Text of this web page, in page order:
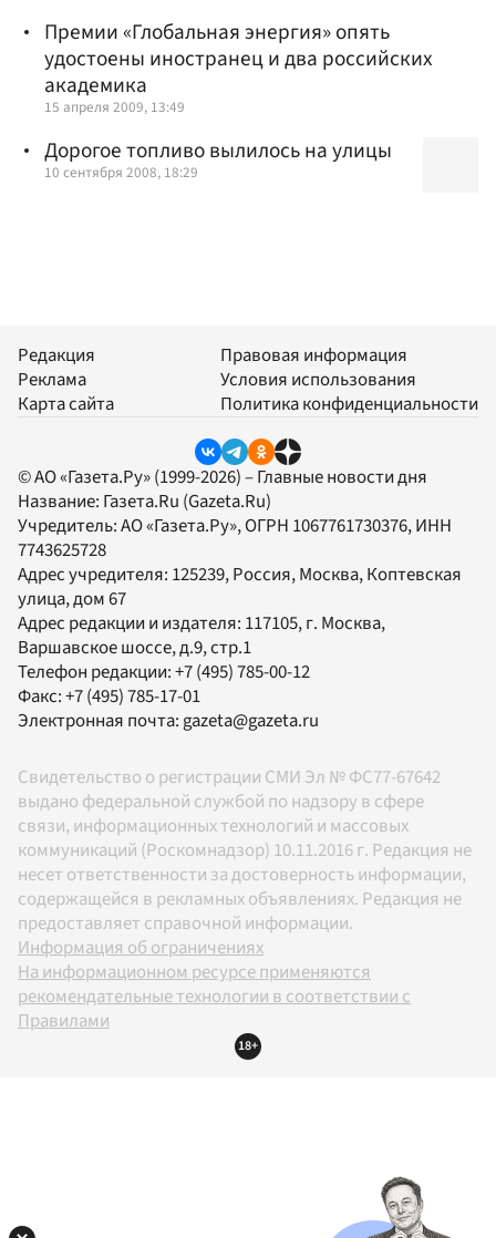
Премии «Глобальная энергия» опять
удостоены иностранец и два российских
академика
15 апреля 2009, 13:49
Дорогое топливо вылилось на улицы
10 сентября 2008, 18:29
Редакция
Реклама
Карта сайта
Правовая информация
Условия использования
Политика конфиденциальности
© АО «Газета.Ру» (1999-2026) – Главные новости дня
Название: Газета.Ru (Gazeta.Ru)
Учредитель:АО «Газета.Ру», ОГРН 1067761730376, ИНН
7743625728
Адрес учредителя: 125239, Россия, Москва, Коптевская
улица, дом 67
Адрес редакции и издателя: 117105, г. Москва,
Варшавское шоссе, д.9, стр.1
Телефон редакции:+7 (495) 785-00-12
Факс:+7 (495) 785-17-01
Электронная почта:gazeta@gazeta.ru
Свидетельство о регистрации СМИ Эл № ФС77-67642
выдано федеральной службой по надзору в сфере
связи, информационных технологий и массовых
коммуникаций (Роскомнадзор) 10.11.2016 г. Редакция не
несет ответственности за достоверность информации,
содержащейся в рекламных объявлениях. Редакция не
предоставляет справочной информации.
Информация об ограничениях
На информационном ресурсе применяются
рекомендательные технологии в соответствии с
Правилами
18+